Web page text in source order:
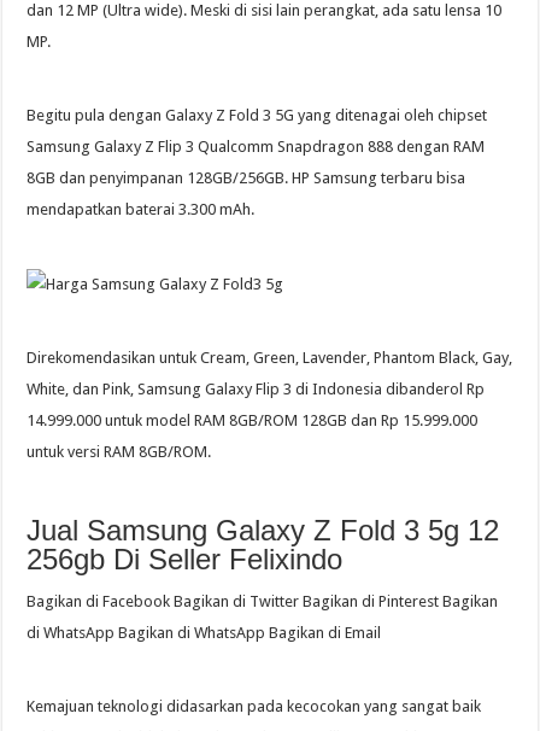
dan 12 MP (Ultra wide). Meski di sisi lain perangkat, ada satu lensa 10
MP.
Begitu pula dengan Galaxy Z Fold 3 5G yang ditenagai oleh chipset
Samsung Galaxy Z Flip 3 Qualcomm Snapdragon 888 dengan RAM
8GB dan penyimpanan 128GB/256GB. HP Samsung terbaru bisa
mendapatkan baterai 3.300 mAh.
Direkomendasikan untuk Cream, Green, Lavender, Phantom Black, Gay,
White, dan Pink, Samsung Galaxy Flip 3 di Indonesia dibanderol Rp
14.999.000 untuk model RAM 8GB/ROM 128GB dan Rp 15.999.000
untuk versi RAM 8GB/ROM.
Jual Samsung Galaxy Z Fold 3 5g 12
256gb Di Seller Felixindo
Bagikan di Facebook Bagikan di Twitter Bagikan di Pinterest Bagikan
di WhatsApp Bagikan di WhatsApp Bagikan di Email
Kemajuan teknologi didasarkan pada kecocokan yang sangat baik